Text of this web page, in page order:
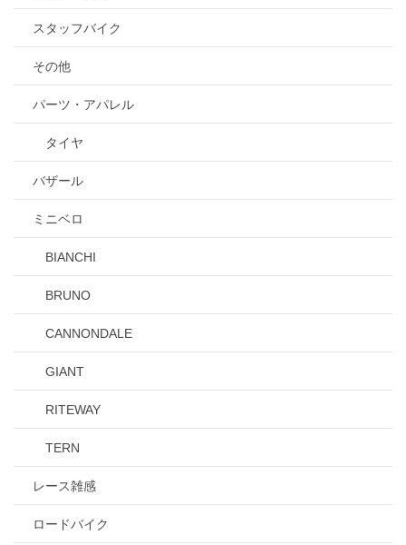
スタッフバイク
その他
パーツ・アパレル
タイヤ
バザール
ミニベロ
BIANCHI
BRUNO
CANNONDALE
GIANT
RITEWAY
TERN
レース雑感
ロードバイク